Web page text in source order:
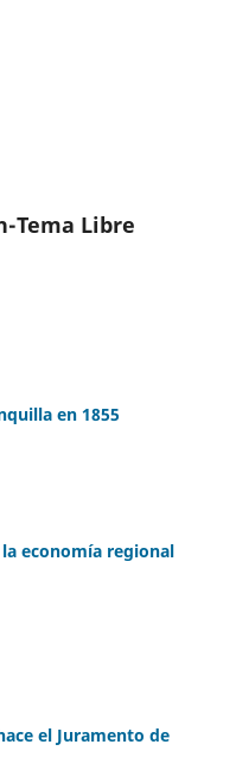
Tema Libre
en 1855
economía regional
el Juramento de